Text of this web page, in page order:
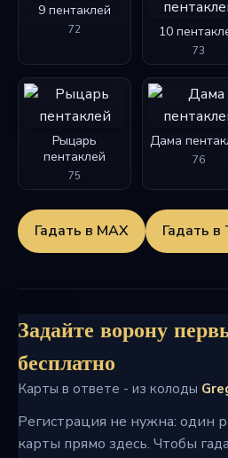
9 пентаклей
72 10
73
Рыцарь
пентаклей
75
Дама
76
Гадать в MAX Гадать в
Задайте ворону
бесплатно
Карты в ответе - из колоды
Регистрация не нужна: один
карты прямо здесь. Чтобы